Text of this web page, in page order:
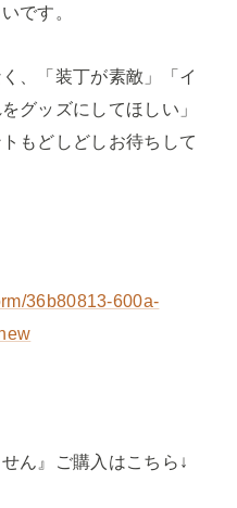
です。
、「装丁が素敵」「イ
グッズにしてほしい」
もどしどしお待ちして
36b80813-600a-
ん』ご購入はこちら↓